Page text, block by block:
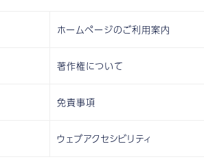
ホームページのご利用案内
著作権について
免責事項
ウェブアクセシビリティ